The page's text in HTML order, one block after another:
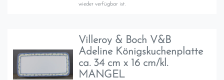
wieder verfügbar ist.
Villeroy & Boch V&B
Adeline Königskuchenplatte
ca. 34 cm x 16 cm/kl.
MANGEL